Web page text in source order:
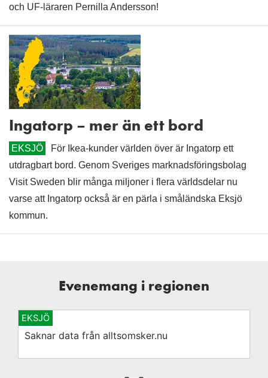
och UF-läraren Pernilla Andersson!
Ingatorp – mer än ett bord
EKSJÖ
För Ikea-kunder världen över är Ingatorp ett
utdragbart bord. Genom Sveriges marknadsföringsbolag
Visit Sweden blir många miljoner i flera världsdelar nu
varse att Ingatorp också är en pärla i småländska Eksjö
kommun.
Evenemang i regionen
EKSJÖ
Saknar data från alltsomsker.nu